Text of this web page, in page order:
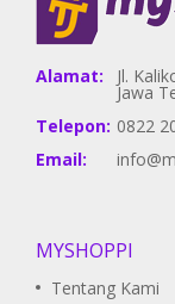
Alamat: Jl.
Jawa
Telepon: 0822
Email:
MYSHOPPI
Tentang Kami